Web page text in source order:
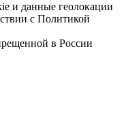
и данные геолокации
с Политикой
в России